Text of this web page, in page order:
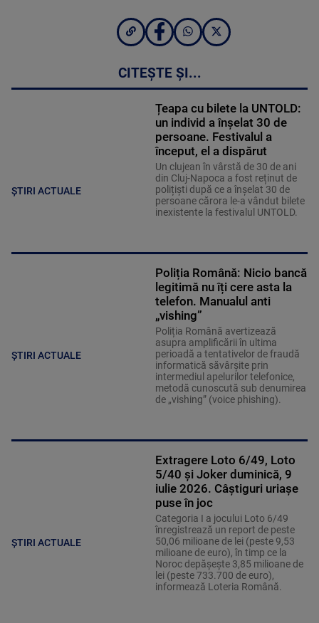
CITEȘTE ȘI...
ȘTIRI ACTUALE
Țeapa cu bilete la UNTOLD:
un individ a înșelat 30 de
persoane. Festivalul a
început, el a dispărut
Un clujean în vârstă de 30 de ani
din Cluj-Napoca a fost reținut de
polițiști după ce a înșelat 30 de
persoane cărora le-a vândut bilete
inexistente la festivalul UNTOLD.
ȘTIRI ACTUALE
Poliția Română: Nicio bancă
legitimă nu îți cere asta la
telefon. Manualul anti
„vishing”
Poliția Română avertizează
asupra amplificării în ultima
perioadă a tentativelor de fraudă
informatică săvârșite prin
intermediul apelurilor telefonice,
metodă cunoscută sub denumirea
de „vishing” (voice phishing).
ȘTIRI ACTUALE
Extragere Loto 6/49, Loto
5/40 și Joker duminică, 9
iulie 2026. Câștiguri uriașe
puse în joc
Categoria I a jocului Loto 6/49
înregistrează un report de peste
50,06 milioane de lei (peste 9,53
milioane de euro), în timp ce la
Noroc depăşeşte 3,85 milioane de
lei (peste 733.700 de euro),
informează Loteria Română.